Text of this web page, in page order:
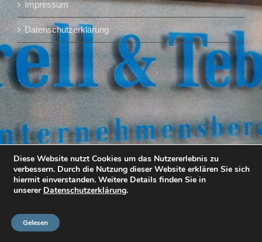
Impressum
Datenschutzerklärung
Diese Website nutzt Cookies um das Nutzererlebnis zu
verbessern. Durch die Nutzung dieser Website erklären Sie sich
hiermit einverstanden. Weitere Details finden Sie in
unserer Datenschutzerklärung.
Gelesen